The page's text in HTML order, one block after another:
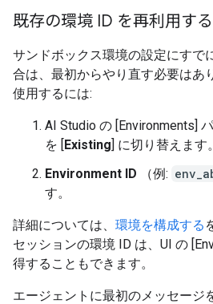
既存の環境 ID を再利用する
サンドボックス環境の設定にすで
合は、最初からやり直す必要はあ
使用するには:
AI Studio の [Environments]
を [Existing] に切り替えます。
Environment ID （例:
す。
詳細については、 環境を構成する
セッションの環境 ID は、UI の
得することもできます。
エージェントに最初のメッセージ